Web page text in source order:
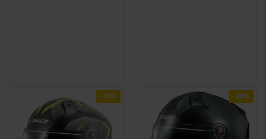
-35% -30%